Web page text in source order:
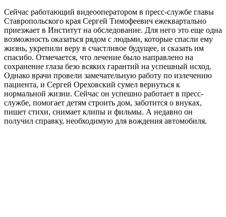
Сейчас работающий видеооператором в пресс-службе главы
Ставропольского края Сергей Тимофеевич ежеквартально
приезжает в Институт на обследование. Для него это еще одна
возможность оказаться рядом с людьми, которые спасли ему
жизнь, укрепили веру в счастливое будущее, и сказать им
спасибо. Отмечается, что лечение было направлено на
сохранение глаза безо всяких гарантий на успешный исход.
Однако врачи провели замечательную работу по излечению
пациента, и Сергей Ореховский сумел вернуться к
нормальной жизни. Сейчас он успешно работает в пресс-
службе, помогает детям строить дом, заботится о внуках,
пишет стихи, снимает клипы и фильмы. А недавно он
получил справку, необходимую для вождения автомобиля.